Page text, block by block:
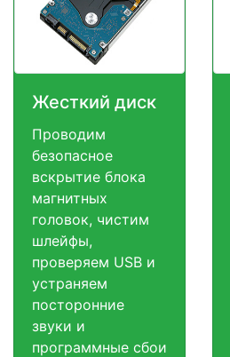
Жесткий диск
Проводим
безопасное
вскрытие блока
магнитных
головок, чистим
шлейфы,
проверяем USB и
устраняем
посторонние
звуки и
программные сбои